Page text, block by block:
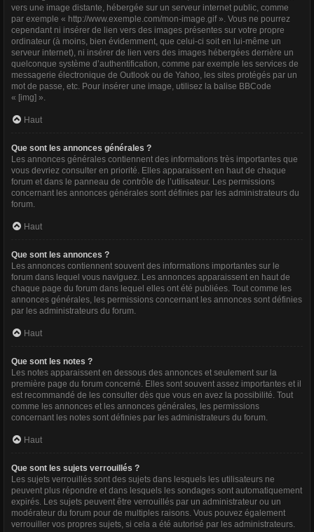
vers une image distante, hébergée sur un serveur internet public, comme
par exemple « http://www.exemple.com/mon-image.gif ». Vous ne pourrez
cependant ni insérer de lien vers des images présentes sur votre propre
ordinateur (à moins, bien évidemment, que celui-ci soit en lui-même un
serveur internet), ni insérer de lien vers des images hébergées derrière un
quelconque système d’authentification, comme par exemple les services de
messagerie électronique de Outlook ou de Yahoo, les sites protégés par un
mot de passe, etc. Pour insérer une image, utilisez la balise BBCode
« [img] ».
Haut
Que sont les annonces générales ?
Les annonces générales contiennent des informations très importantes que
vous devriez consulter en priorité. Elles apparaissent en haut de chaque
forum et dans le panneau de contrôle de l’utilisateur. Les permissions
concernant les annonces générales sont définies par les administrateurs du
forum.
Haut
Que sont les annonces ?
Les annonces contiennent souvent des informations importantes sur le
forum dans lequel vous naviguez. Les annonces apparaissent en haut de
chaque page du forum dans lequel elles ont été publiées. Tout comme les
annonces générales, les permissions concernant les annonces sont définies
par les administrateurs du forum.
Haut
Que sont les notes ?
Les notes apparaissent en dessous des annonces et seulement sur la
première page du forum concerné. Elles sont souvent assez importantes et il
est recommandé de les consulter dès que vous en avez la possibilité. Tout
comme les annonces et les annonces générales, les permissions
concernant les notes sont définies par les administrateurs du forum.
Haut
Que sont les sujets verrouillés ?
Les sujets verrouillés sont des sujets dans lesquels les utilisateurs ne
peuvent plus répondre et dans lesquels les sondages sont automatiquement
expirés. Les sujets peuvent être verrouillés par un administrateur ou un
modérateur du forum pour de multiples raisons. Vous pouvez également
verrouiller vos propres sujets, si cela a été autorisé par les administrateurs.